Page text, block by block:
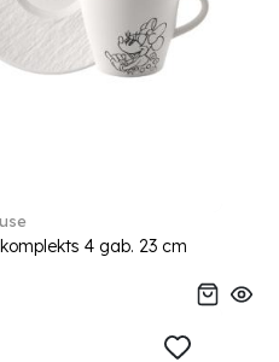
4 gab. 23 cm